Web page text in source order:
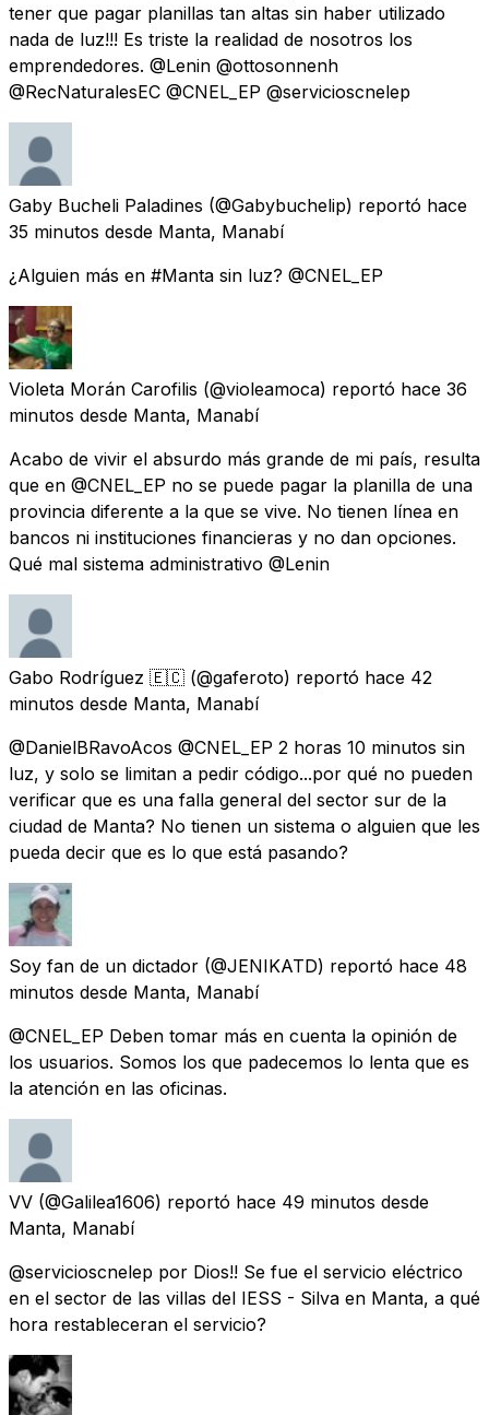
tener que pagar planillas tan altas sin haber utilizado
nada de luz!!! Es triste la realidad de nosotros los
emprendedores. @Lenin @ottosonnenh
@RecNaturalesEC @CNEL_EP @servicioscnelep
Gaby Bucheli Paladines (@Gabybuchelip) reportó hace
35 minutos desde Manta, Manabí
¿Alguien más en #Manta sin luz? @CNEL_EP
Violeta Morán Carofilis (@violeamoca) reportó hace 36
minutos desde Manta, Manabí
Acabo de vivir el absurdo más grande de mi país, resulta
que en @CNEL_EP no se puede pagar la planilla de una
provincia diferente a la que se vive. No tienen línea en
bancos ni instituciones financieras y no dan opciones.
Qué mal sistema administrativo @Lenin
Gabo Rodríguez 🇪🇨 (@gaferoto) reportó hace 42
minutos desde Manta, Manabí
@DanielBRavoAcos @CNEL_EP 2 horas 10 minutos sin
luz, y solo se limitan a pedir código...por qué no pueden
verificar que es una falla general del sector sur de la
ciudad de Manta? No tienen un sistema o alguien que les
pueda decir que es lo que está pasando?
Soy fan de un dictador (@JENIKATD) reportó hace 48
minutos desde Manta, Manabí
@CNEL_EP Deben tomar más en cuenta la opinión de
los usuarios. Somos los que padecemos lo lenta que es
la atención en las oficinas.
VV (@Galilea1606) reportó hace 49 minutos desde
Manta, Manabí
@servicioscnelep por Dios!! Se fue el servicio eléctrico
en el sector de las villas del IESS - Silva en Manta, a qué
hora restableceran el servicio?